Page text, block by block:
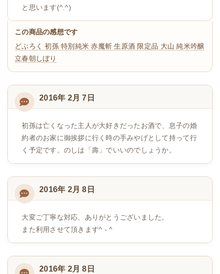
と思います(^.^)
この商品の感想です
どぶろく初孫 特別純米 赤魔斬 生原酒 限定品 大山 純米吟醸
立春朝しぼり
2016年 2月 7日
初孫は亡くなった主人が大好きだったお酒で、息子の婚
約者のお家に御挨拶に行く時の手みやげとして持って行
く予定です。のしは「壽」でいいのでしょうか。
2016年 2月 8日
大変ご丁寧な対応、ありがとうございました。
また利用させて頂きます^ - ^
2016年 2月 8日